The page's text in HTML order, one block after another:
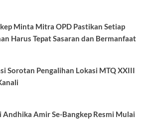
Minta Mitra OPD Pastikan Setiap
Harus Tepat Sasaran dan Bermanfaat
Sorotan Pengalihan Lokasi MTQ XXIII
Amir Se-Bangkep Resmi Mulai